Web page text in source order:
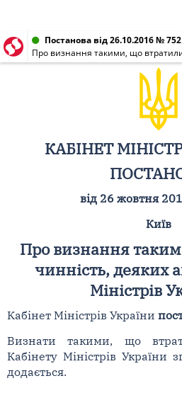
Постанова від 26.10.2016 № 752